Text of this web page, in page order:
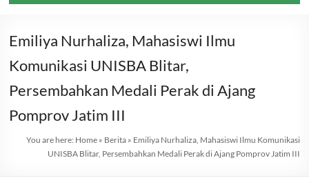
Sosial
dan
Politik
Universitas
Emiliya Nurhaliza, Mahasiswi Ilmu
Komunikasi UNISBA Blitar,
Persembahkan Medali Perak di Ajang
Pomprov Jatim III
You are here: Home» Berita» Emiliya Nurhaliza, Mahasiswi Ilmu Komunikasi
UNISBA Blitar, Persembahkan Medali Perak di Ajang Pomprov Jatim III